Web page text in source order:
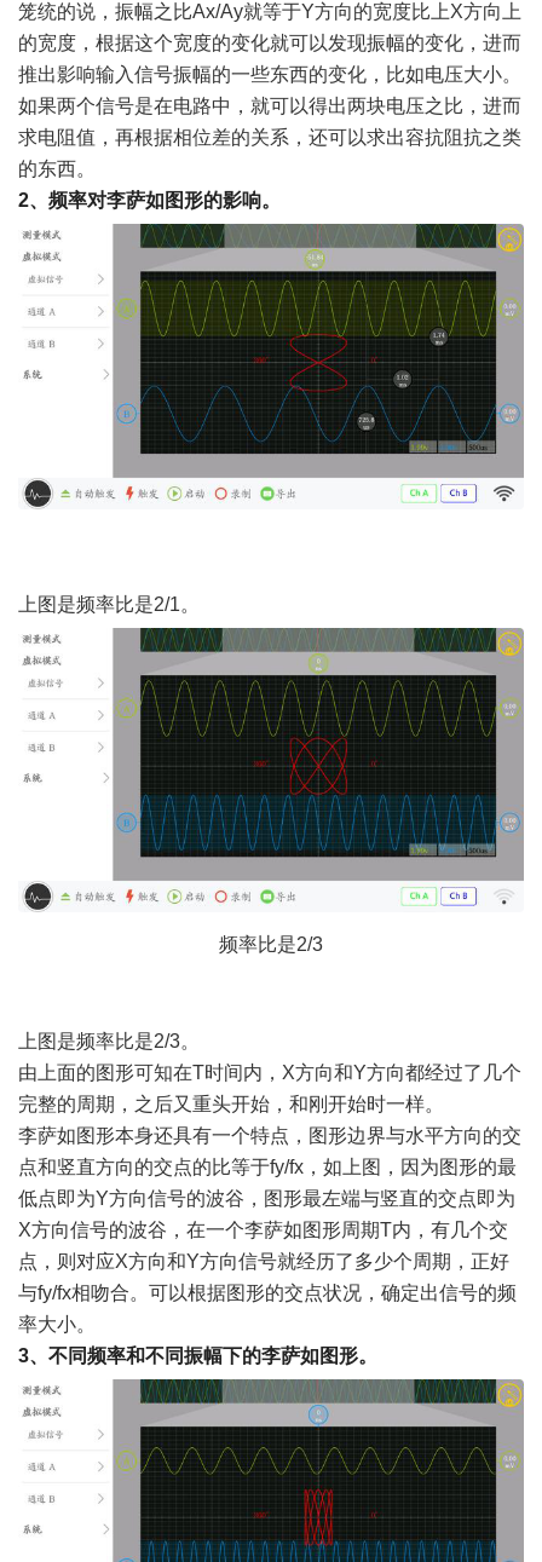
笼统的说，振幅之比Ax/Ay就等于Y方向的宽度比上X方向上
的宽度，根据这个宽度的变化就可以发现振幅的变化，进而
推出影响输入信号振幅的一些东西的变化，比如电压大小。
如果两个信号是在电路中，就可以得出两块电压之比，进而
求电阻值，再根据相位差的关系，还可以求出容抗阻抗之类
的东西。
2、频率对李萨如图形的影响。
上图是频率比是2/1。
频率比是2/3
上图是频率比是2/3。
由上面的图形可知在T时间内，X方向和Y方向都经过了几个
完整的周期，之后又重头开始，和刚开始时一样。
李萨如图形本身还具有一个特点，图形边界与水平方向的交
点和竖直方向的交点的比等于fy/fx，如上图，因为图形的最
低点即为Y方向信号的波谷，图形最左端与竖直的交点即为
X方向信号的波谷，在一个李萨如图形周期T内，有几个交
点，则对应X方向和Y方向信号就经历了多少个周期，正好
与fy/fx相吻合。可以根据图形的交点状况，确定出信号的频
率大小。
3、不同频率和不同振幅下的李萨如图形。